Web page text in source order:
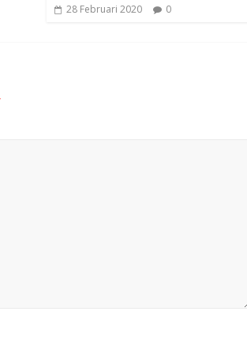
28 Februari 2020 0